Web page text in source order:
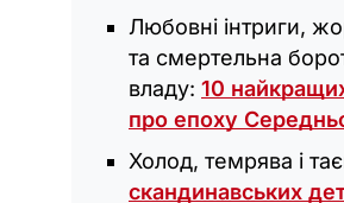
Любовні інтриги,
та смертельна
владу: 10
про епоху
Холод, темрява і
скандинавських